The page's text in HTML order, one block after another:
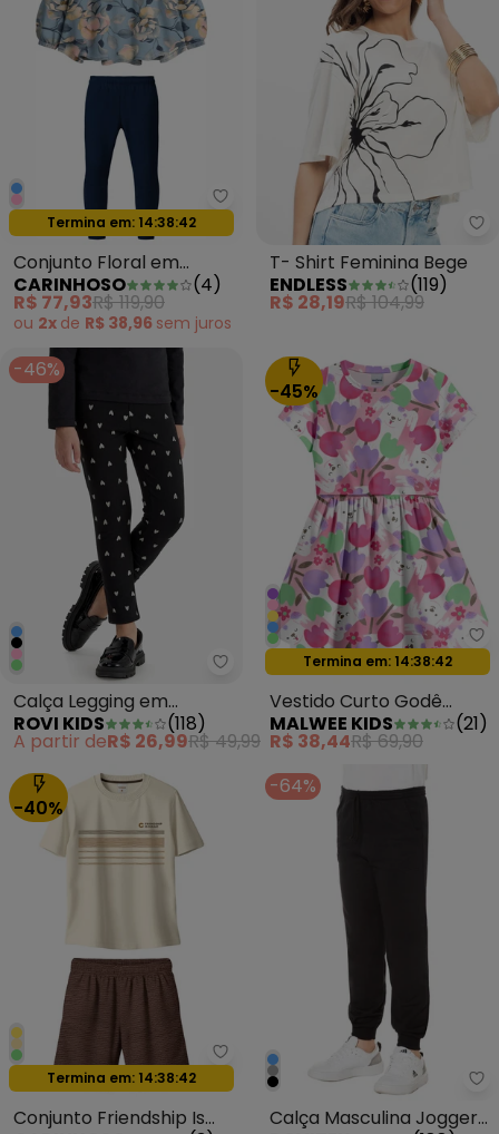
Carinhoso - Conjunto Floral
Oferta relâmpago
Termina em: 14:38:39
Conjunto Floral em
Cotton Azul
CARINHOSO (4)
R$ 77,93R$ 119,90
ou 2x de R$ 38,96 sem juros
T- Shirt Feminina Bege
ENDLESS
(119)
R$ 28,19R$ 104,99
-46%
Rovi Kids - Calça Legging em
Calça Legging em
Molecotton Preto
ROVI KIDS (118)
A partir deR$ 26,99R$ 49,99
-45%
Oferta relâmpago
Termina em: 14:38:39
Vestido Curto Godê
Tulipas Rosa
MALWEE KIDS (21)
R$ 38,44R$ 69,90
-40%
Carinhoso - Conjunto
Oferta relâmpago
Termina em: 14:38:39
Conjunto Friendship Is
-64%
Calça Masculina Jogger